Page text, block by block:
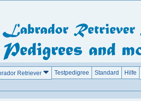
Retriever Testpedigree Standard Hilfe